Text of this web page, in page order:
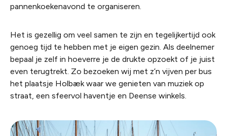
pannenkoekenavond te organiseren.
Het is gezellig om veel samen te zijn en tegelijkertijd ook
genoeg tijd te hebben met je eigen gezin. Als deelnemer
bepaal je zelf in hoeverre je de drukte opzoekt of je juist
even terugtrekt. Zo bezoeken wij met z’n vijven per bus
het plaatsje Holbæk waar we genieten van muziek op
straat, een sfeervol haventje en Deense winkels.